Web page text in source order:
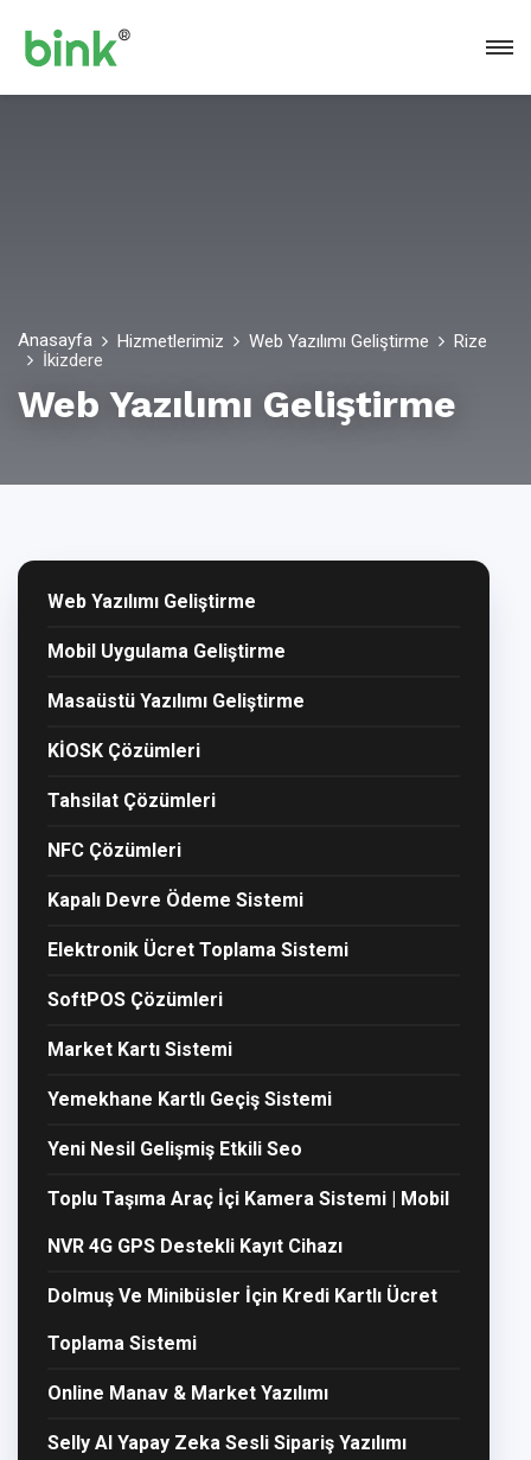
Anasayfa Hizmetlerimiz Web Yazılımı Geliştirme
Rize
İkizdere
Web Yazılımı Geliştirme
Web Yazılımı Geliştirme
Mobil Uygulama Geliştirme
Masaüstü Yazılımı Geliştirme
KİOSK Çözümleri
Tahsilat Çözümleri
NFC Çözümleri
Kapalı Devre Ödeme Sistemi
Elektronik Ücret Toplama Sistemi
SoftPOS Çözümleri
Market Kartı Sistemi
Yemekhane Kartlı Geçiş Sistemi
Yeni Nesil Gelişmiş Etkili Seo
Toplu Taşıma Araç İçi Kamera Sistemi | Mobil
NVR 4G GPS Destekli Kayıt Cihazı
Dolmuş Ve Minibüsler İçin Kredi Kartlı Ücret
Toplama Sistemi
Online Manav & Market Yazılımı
Selly AI Yapay Zeka Sesli Sipariş Yazılımı